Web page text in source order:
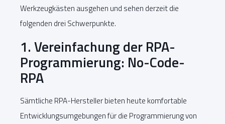
Werkzeugkästen ausgehen und sehen derzeit die
folgenden drei Schwerpunkte.
1. Vereinfachung der RPA-
Programmierung: No-Code-
RPA
Sämtliche RPA-Hersteller bieten heute komfortable
Entwicklungsumgebungen für die Programmierung von